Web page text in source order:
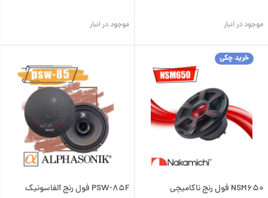
موجود در انبار موجود در انبار
خرید چکی
NSM650 فول رنج ناکامیچی
PSW-85F فول رنج آلفاسونیک